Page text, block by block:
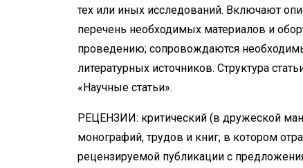
тех или иных исследований. Включают
перечень необходимых материалов и
проведению; сопровождаются
литературных источников. Структура
«Научные статьи».
РЕЦЕНЗИИ: критический (в дружеской
монографий, трудов и книг, в котором
рецензируемой публикации с